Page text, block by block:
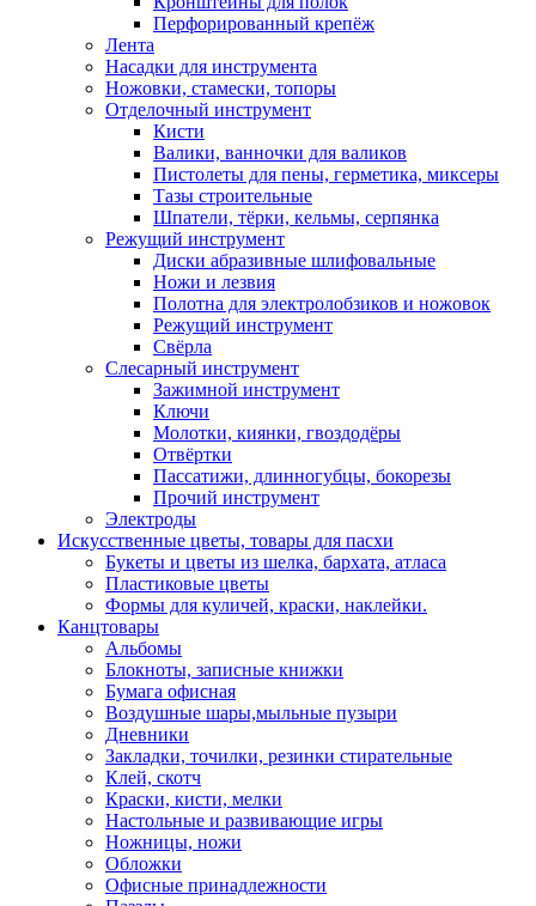
Перфорированный крепёж
Лента
Насадки для инструмента
Ножовки, стамески, топоры
Отделочный инструмент
Кисти
Валики, ванночки для валиков
Пистолеты для пены, герметика, миксеры
Тазы строительные
Шпатели, тёрки, кельмы, серпянка
Режущий инструмент
Диски абразивные шлифовальные
Ножи и лезвия
Полотна для электролобзиков и ножовок
Режущий инструмент
Свёрла
Слесарный инструмент
Зажимной инструмент
Ключи
Молотки, киянки, гвоздодёры
Отвёртки
Пассатижи, длинногубцы, бокорезы
Прочий инструмент
Электроды
Искусственные цветы, товары для пасхи
Букеты и цветы из шелка, бархата, атласа
Пластиковые цветы
Формы для куличей, краски, наклейки.
Канцтовары
Альбомы
Блокноты, записные книжки
Бумага офисная
Воздушные шары,мыльные пузыри
Дневники
Закладки, точилки, резинки стирательные
Клей, скотч
Краски, кисти, мелки
Настольные и развивающие игры
Ножницы, ножи
Обложки
Офисные принадлежности